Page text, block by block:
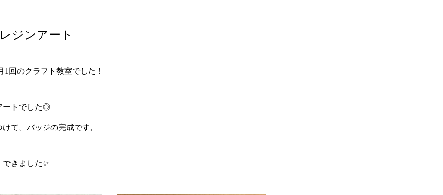
ジンアート
1回のクラフト教室でした！
ートでした◎
て、バッジの完成です。
きました✨